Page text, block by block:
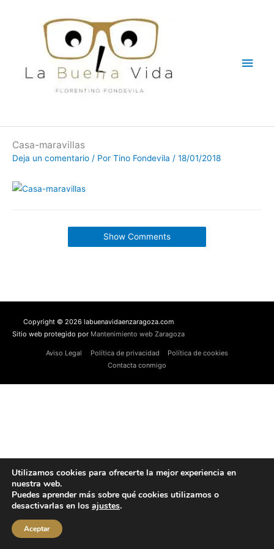
Casa-maravillas
Deja un comentario / Por Tino Fondevila / 18/01/2018
Show Comments
Copyright © 2026 labuenavidaenzaragoza.com
Sitio web protegido por Mantenimiento web Zaragoza
Aviso Legal Política de privacidad
Política de cookies
Contacta conmigo
Utilizamos cookies para ofrecerte la mejor experiencia en
nuestra web.
Puedes aprender más sobre qué cookies utilizamos o
desactivarlas en los ajustes.
Aceptar